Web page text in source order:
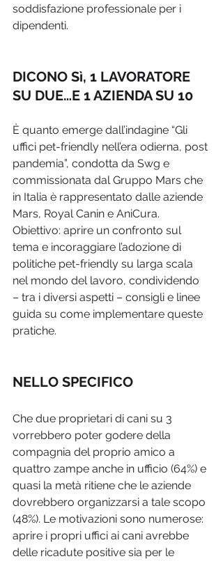
soddisfazione professionale per i
dipendenti.
DICONO Sì, 1 LAVORATORE
SU DUE…E 1 AZIENDA SU 10
È quanto emerge dall’indagine “Gli
uffici pet-friendly nell’era odierna, post
pandemia”, condotta da Swg e
commissionata dal Gruppo Mars che
in Italia è rappresentato dalle aziende
Mars, Royal Canin e AniCura.
Obiettivo: aprire un confronto sul
tema e incoraggiare l’adozione di
politiche pet-friendly su larga scala
nel mondo del lavoro, condividendo
– tra i diversi aspetti – consigli e linee
guida su come implementare queste
pratiche.
NELLO SPECIFICO
Che due proprietari di cani su 3
vorrebbero poter godere della
compagnia del proprio amico a
quattro zampe anche in ufficio (64%) e
quasi la metà ritiene che le aziende
dovrebbero organizzarsi a tale scopo
(48%). Le motivazioni sono numerose:
aprire i propri uffici ai cani avrebbe
delle ricadute positive sia per le